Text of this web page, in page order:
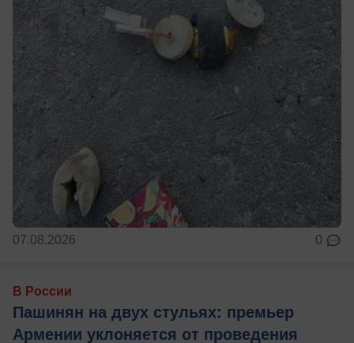
07.08.2026 0
В России
Пашинян на двух стульях: премьер
Армении уклоняется от проведения